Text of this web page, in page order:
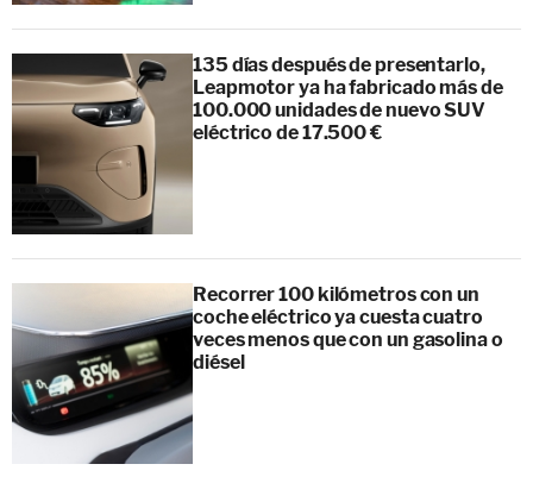
135 días después de presentarlo,
Leapmotor ya ha fabricado más de
100.000 unidades de nuevo SUV
eléctrico de 17.500 €
Recorrer 100 kilómetros con un
coche eléctrico ya cuesta cuatro
veces menos que con un gasolina o
diésel